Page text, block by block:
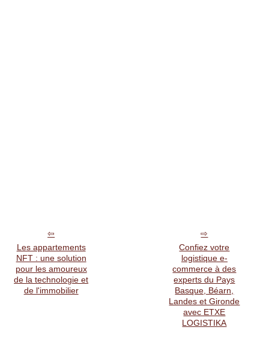
Les appartements
NFT : une solution
pour les amoureux
de la technologie et
de l'immobilier
Confiez votre
logistique e-
commerce à des
experts du Pays
Basque, Béarn,
Landes et Gironde
avec ETXE
LOGISTIKA